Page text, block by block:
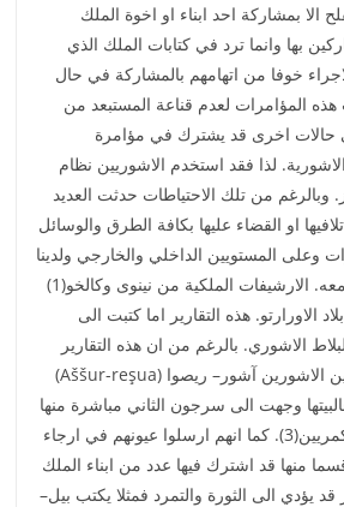
الا بمشاركة احد ابناء او اخوة الملك
بها وانما ترد في كتابات الملك الذي
خوفا من اتهامهم بالمشاركة في حال
المؤامرات لعدم قناعة المستبعد من
حالات اخرى قد يشترك في مؤامرة
لذا فقد استخدم الاشوريين نظام
وبالرغم من تلك الاحتياطات حدثت العديد
او القضاء عليها بكافة الطرق والوسائل
وعلى المستويين الداخلي والخارجي ولدينا
المئات من تقارير الاستخبارات والتي تتناول الانشطة السياسية والعسكرية لملوك الدول التابعة للتاج الاشوري او اولئك المتحالفين معه. الارشيفات الملكية من نينوى وكالخو(1)
هذه التقارير اما كتبت الى
الاشوري. بالرغم من ان هذه التقارير
تلقي الضوء على احوال الاورارتيين السياسية والعسكرية الا انها توضح نظام التجسس للاشوريين ضد الاورارتيين. من اشهر المخبرين الاشورين آشور– ريصوا (Aššur-reşua)
قسم منها عن طريق سنحاريب لكن غالبيتها وجهت الى سرجون الثاني مباشرة منها
ما يتعلق بمراقبة تحشدات الاورارتيين على حدود المانيين او اجتماع الحكام الاورارتين. كذلك اندحار الاورارتيين في المعارك ضد الكمريين(3). كما انهم ارسلوا عيونهم في ارجاء
ان قسما منها قد اشترك فيها عدد من ابناء الملك
يؤدي الى الثورة والتمرد فمثلا يكتب بيل–